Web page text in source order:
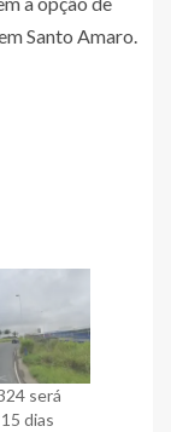
Santo Amaro.
será
dias